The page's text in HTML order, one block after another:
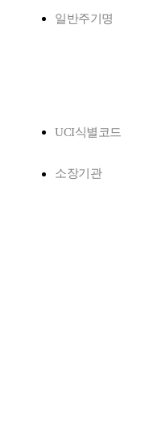
일반주기명
UCI식별코드
소장기관